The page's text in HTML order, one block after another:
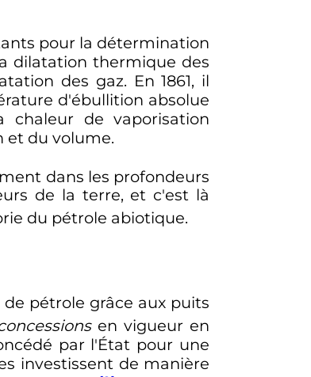
pour la détermination
dilatation thermique des
des gaz. En 1861, il
d'ébullition absolue
de vaporisation
et du volume.
dans les profondeurs
de la terre, et c'est là
du pétrole abiotique.
pétrole grâce aux puits
en vigueur en
par l'État pour une
investissent de manière